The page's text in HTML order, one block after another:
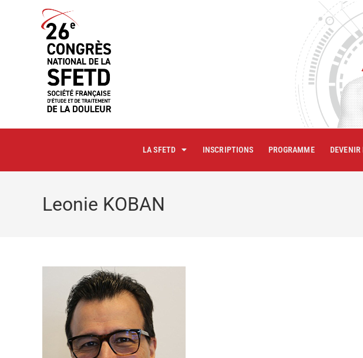
LA SFETD INSCRIPTIONS PROGRAMME DEVENIR
Leonie KOBAN